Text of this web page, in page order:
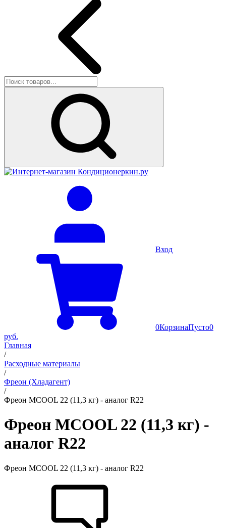
Вход
0КорзинаПусто0
руб.
Главная
/
Расходные материалы
/
Фреон (Хладагент)
/
Фреон MCOOL 22 (11,3 кг) - аналог R22
Фреон MCOOL 22 (11,3 кг) -
аналог R22
Фреон MCOOL 22 (11,3 кг) - аналог R22